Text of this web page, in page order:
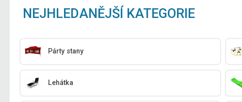
NEJHLEDANĚJŠÍ KATEGORIE
Párty stany
Lehátka